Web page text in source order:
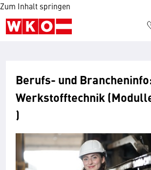
Zum Inhalt springen
Berufs- und
Werkstofftechnik
)